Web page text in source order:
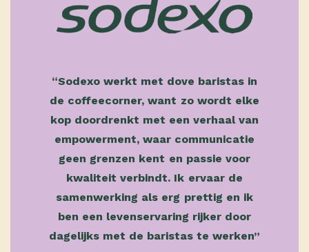
“Sodexo werkt met dove baristas in
de coffeecorner, want zo wordt elke
kop doordrenkt met een verhaal van
empowerment, waar communicatie
geen grenzen kent en passie voor
kwaliteit verbindt. Ik ervaar de
samenwerking als erg prettig en ik
ben een levenservaring rijker door
dagelijks met de baristas te werken”